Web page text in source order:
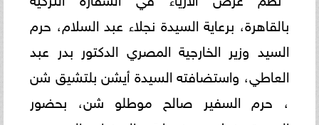
بالقاهرة، برعاية السيدة نجلاء عبد السلام، حرم
السيد وزير الخارجية المصري الدكتور بدر عبد
العاطي، واستضافته السيدة أيشن بلتشيق شن
، حرم السفير صالح موطلو شن، بحضور